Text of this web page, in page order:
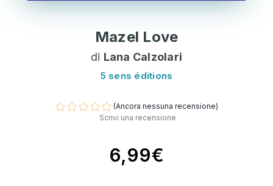
Mazel Love
di Lana Calzolari
5 sens éditions
(Ancora nessuna recensione)
Scrivi una recensione
6,99€